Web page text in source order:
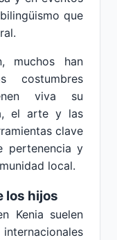
que
muchos han
costumbres
viva su
el arte y las
clave
pertenencia y
local.
los hijos
Kenia suelen